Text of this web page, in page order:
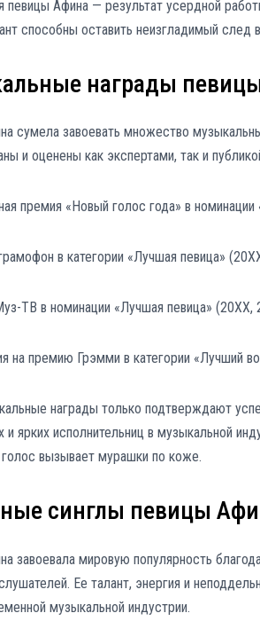
певицы Афина — результат усердной
способны оставить неизгладимый след
награды
сумела завоевать множество
и оценены как экспертами, так и
премия «Новый голос года» в номинации
в категории «Лучшая певица»
ТВ в номинации «Лучшая певица» (20XX,
на премию Грэмми в категории «Лучший
награды только подтверждают
и ярких исполнительниц в музыкальной
голос вызывает мурашки по коже.
синглы певицы
завоевала мировую популярность
Ее талант, энергия и
музыкальной индустрии.